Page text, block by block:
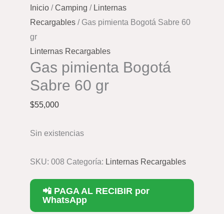
Inicio /Camping / Linternas
Recargables / Gas pimienta Bogotá Sabre 60
gr
Linternas Recargables
Gas pimienta Bogotá
Sabre 60 gr
$55,000
Sin existencias
SKU: 008 Categoría: Linternas Recargables
📲 PAGA AL RECIBIR por
WhatsApp